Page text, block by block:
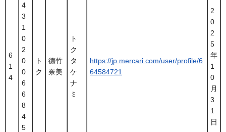
6
1
4
4
3
1
0
2
0
0
6
6
8
4
5
ト
ク
德竹
奈美
ト
ク
タ
ケ
ナ
ミ
https://jp.mercari.com/user/profile/6
64584721
2
0
2
5
年
1
0
月
3
1
日